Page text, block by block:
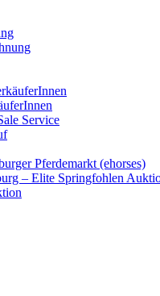
Service
Pferdemarkt (ehorses)
– Elite Springfohlen